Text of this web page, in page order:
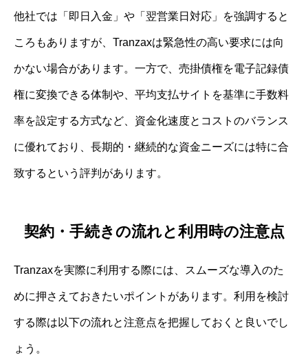
他社では「即日入金」や「翌営業日対応」を強調すると
ころもありますが、Tranzaxは緊急性の高い要求には向
かない場合があります。一方で、売掛債権を電子記録債
権に変換できる体制や、平均支払サイトを基準に手数料
率を設定する方式など、資金化速度とコストのバランス
に優れており、長期的・継続的な資金ニーズには特に合
致するという評判があります。
契約・手続きの流れと利用時の注意点
Tranzaxを実際に利用する際には、スムーズな導入のた
めに押さえておきたいポイントがあります。利用を検討
する際は以下の流れと注意点を把握しておくと良いでし
ょう。